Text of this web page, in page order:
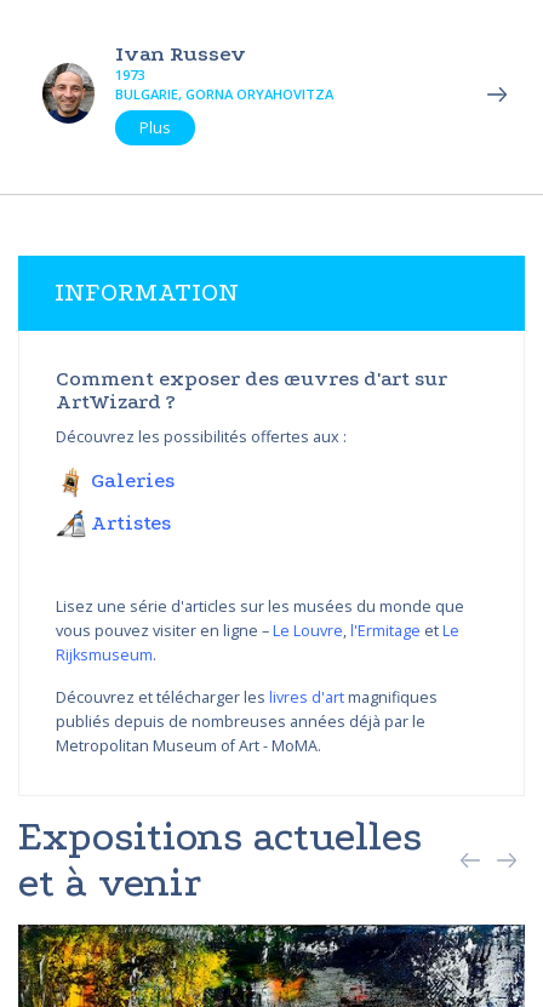
Ivan Russev
1973
BULGARIE, GORNA ORYAHOVITZA
Plus
INFORMATION
Comment exposer des œuvres d'art sur
ArtWizard ?
Découvrez les possibilités offertes aux :
Galeries
Artistes
Lisez une série d'articles sur les musées du monde que
vous pouvez visiter en ligne –Le Louvre,l'Ermitage etLe
Rijksmuseum.
Découvrez et télécharger les livres d'artmagnifiques
publiés depuis de nombreuses années déjà par le
Metropolitan Museum of Art - MoMA.
Expositions actuelles
et à venir